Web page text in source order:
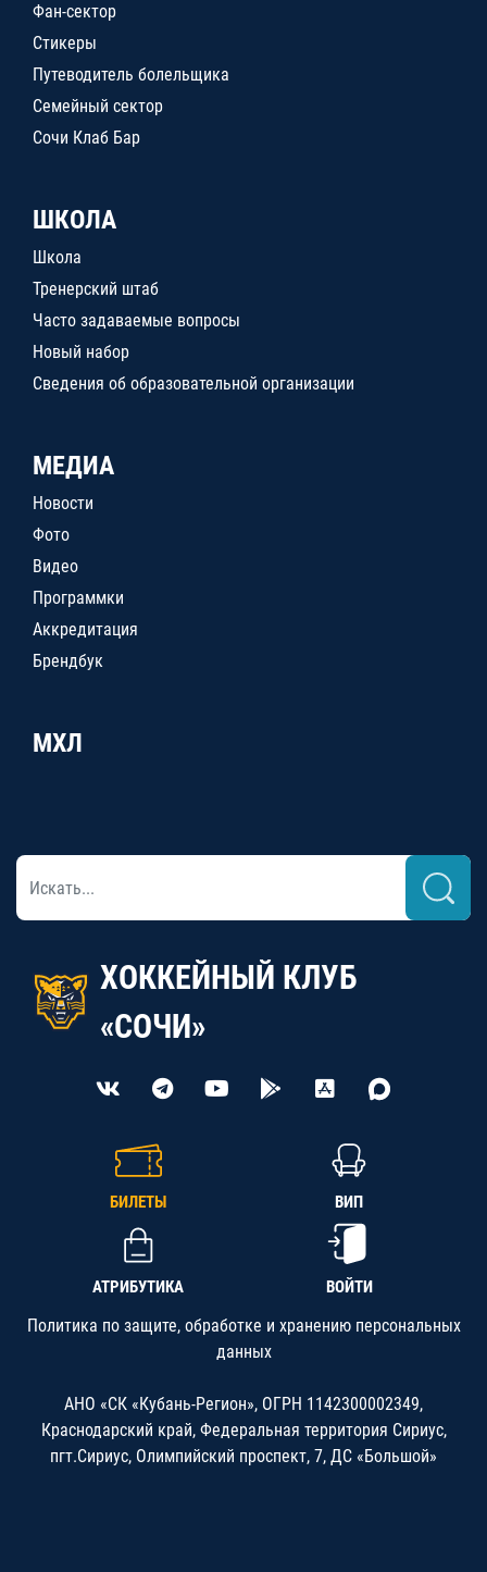
Фан-сектор
Стикеры
Путеводитель болельщика
Семейный сектор
Сочи Клаб Бар
ШКОЛА
Школа
Тренерский штаб
Часто задаваемые вопросы
Новый набор
Сведения об образовательной организации
МЕДИА
Новости
Фото
Видео
Программки
Аккредитация
Брендбук
МХЛ
ХОККЕЙНЫЙ КЛУБ
«СОЧИ»
БИЛЕТЫ ВИП
АТРИБУТИКА ВОЙТИ
Политика по защите, обработке и хранению персональных
данных
АНО «СК «Кубань-Регион», ОГРН 1142300002349,
Краснодарский край, Федеральная территория Сириус,
пгт.Сириус, Олимпийский проспект, 7, ДС «Большой»